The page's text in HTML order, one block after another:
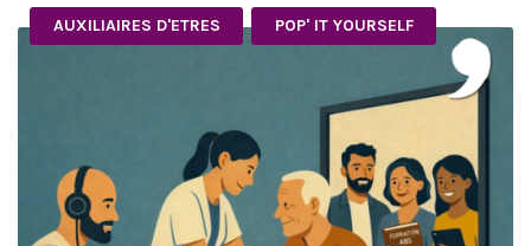
AUXILIAIRES D'ETRES POP' IT YOURSELF